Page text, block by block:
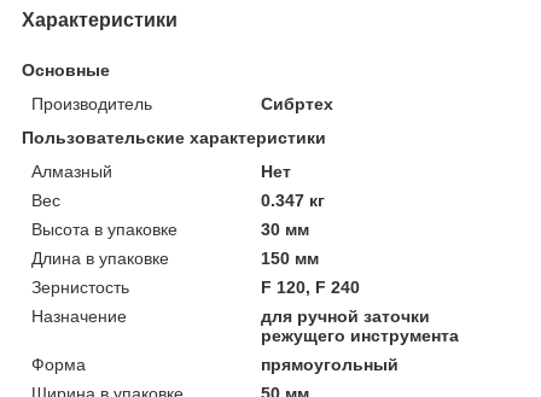
Характеристики
Основные
Производитель
Сибртех
Пользовательские характеристики
Алмазный
Нет
Вeс
0.347 кг
Высотa в упаковке
30 мм
Длинa в упаковке
150 мм
Зернистость
F 120, F 240
Назначение
для ручной заточки
режущего инструмента
Форма
прямоугольный
Ширинa в упаковке
50 мм